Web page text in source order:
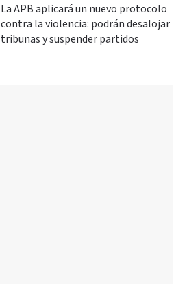
La APB aplicará un nuevo protocolo
contra la violencia: podrán desalojar
tribunas y suspender partidos